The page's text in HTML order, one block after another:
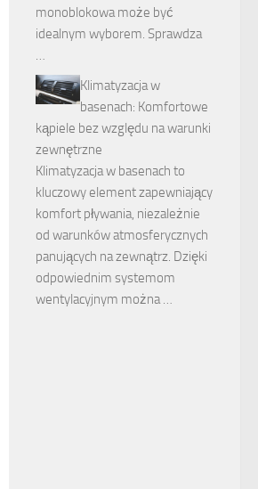
monoblokowa może być
idealnym wyborem. Sprawdza
…
Klimatyzacja w
basenach: Komfortowe
kąpiele bez względu na warunki
zewnętrzne
Klimatyzacja w basenach to
kluczowy element zapewniający
komfort pływania, niezależnie
od warunków atmosferycznych
panujących na zewnątrz. Dzięki
odpowiednim systemom
wentylacyjnym można …